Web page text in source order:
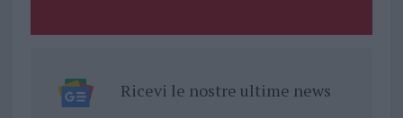
Ricevi le nostre ultime news